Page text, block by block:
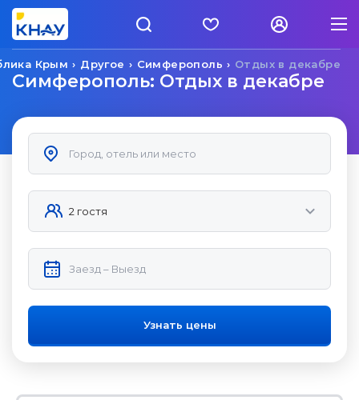
Отдых в декабре
Симферополь
Другое
Крым
Симферополь: Отдых в декабре
Узнать цены